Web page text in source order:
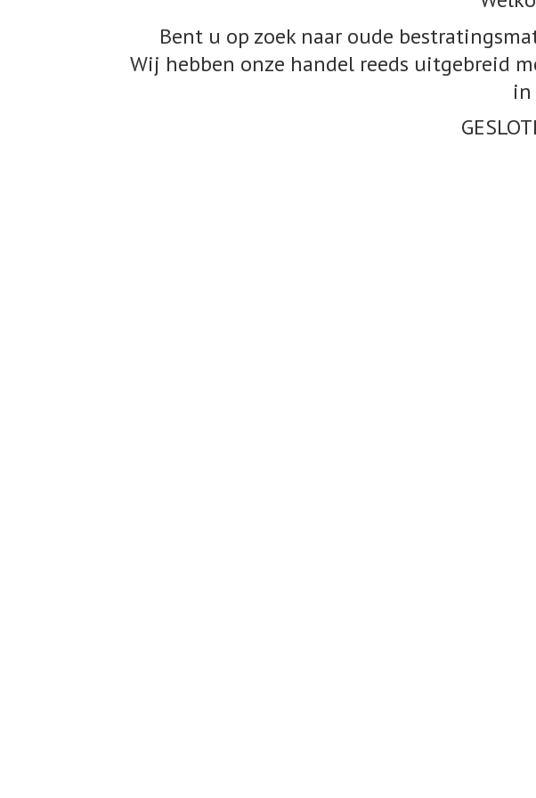
Bent u op zoek naar oude
Wij hebben onze handel reeds uitgebreid
in